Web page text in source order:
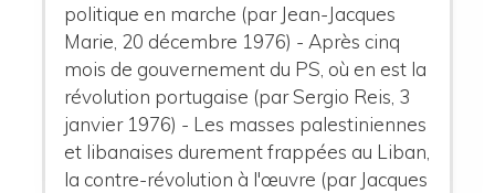
politique en marche (par Jean-Jacques
Marie, 20 décembre 1976) - Après cinq
mois de gouvernement du PS, où en est la
révolution portugaise (par Sergio Reis, 3
janvier 1976) - Les masses palestiniennes
et libanaises durement frappées au Liban,
la contre-révolution à l'œuvre (par Jacques